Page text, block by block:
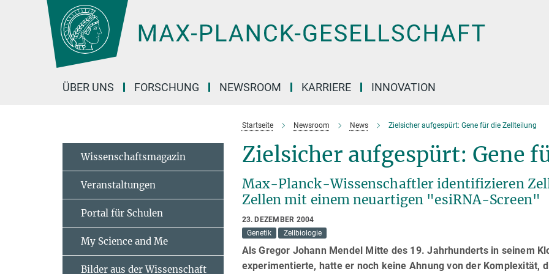
Hauptinhalt
ÜBER UNS FORSCHUNG NEWSROOM KARRIERE INNOVATION
Startseite Newsroom News Zielsicher aufgespürt: Gene für die Zellteilung
Zielsicher aufgespürt: Gene
Max-Planck-Wissenschaftler identifizieren
Zellen mit einem neuartigen "esiRNA-Screen"
23. DEZEMBER 2004
Genetik
Zellbiologie
Als Gregor Johann Mendel Mitte des 19. Jahrhunderts in seinem
experimentierte, hatte er noch keine Ahnung von der Komplexität,
Wissenschaftsmagazin
Veranstaltungen
Portal für Schulen
My Science and Me
Bilder aus der Wissenschaft